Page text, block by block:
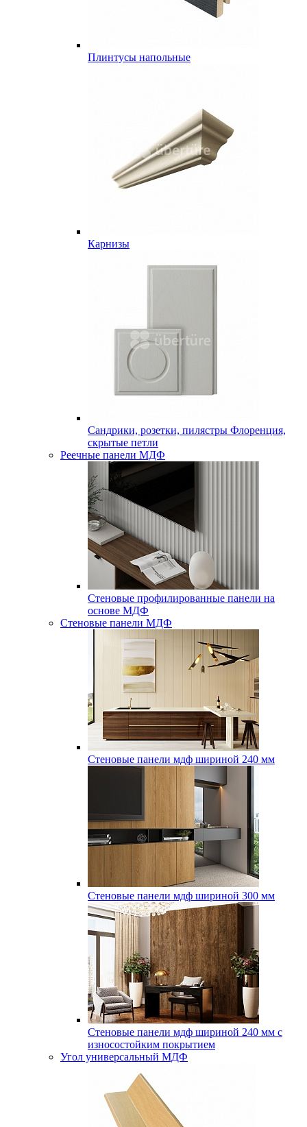
Плинтусы напольные
Карнизы
Сандрики, розетки, пилястры Флоренция,
скрытые петли
Реечные панели МДФ
Стеновые профилированные панели на
основе МДФ
Стеновые панели МДФ
Стеновые панели мдф шириной 240 мм
Стеновые панели мдф шириной 300 мм
Стеновые панели мдф шириной 240 мм с
износостойким покрытием
Угол универсальный МДФ